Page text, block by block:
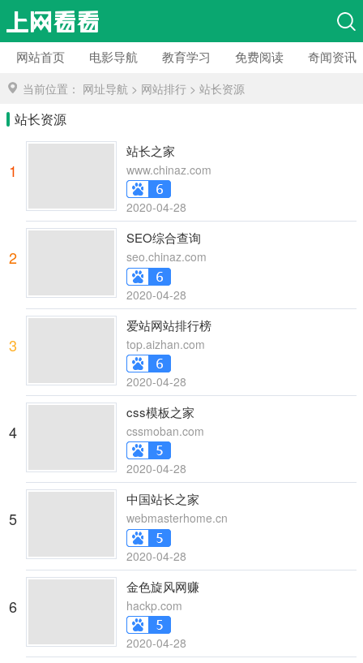
网站首页 电影导航 教育学习 免费阅读 奇闻资讯
当前位置： 网址导航 > 网站排行 > 站长资源
站长资源
1
站长之家
www.chinaz.com
2020-04-28
2
SEO综合查询
seo.chinaz.com
2020-04-28
3
爱站网站排行榜
top.aizhan.com
2020-04-28
4
css模板之家
cssmoban.com
2020-04-28
5
中国站长之家
webmasterhome.cn
2020-04-28
6
金色旋风网赚
hackp.com
2020-04-28